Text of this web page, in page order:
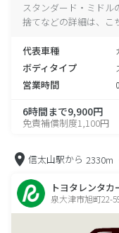
スタンダード・ミドル
捨てなどの詳細は、こ
代表車種
ボディタイプ
営業時間
6時間まで9,900円
免責補償制度1,100円
信太山駅から 2330m
トヨタレンタ
泉大津市旭町22-